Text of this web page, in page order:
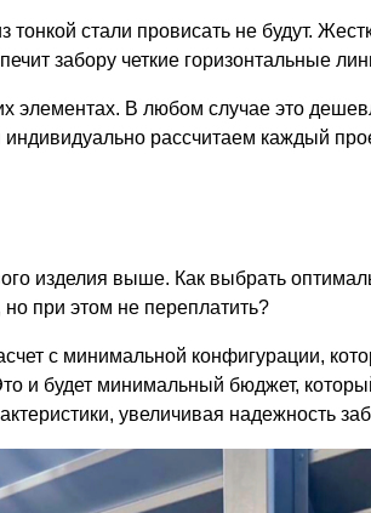
стали провисать не будут.
забору четкие горизонтальные
элементах. В любом случае это
рассчитаем каждый
изделия выше. Как выбрать
при этом не переплатить?
с минимальной конфигурации,
и будет минимальный бюджет,
увеличивая надежность